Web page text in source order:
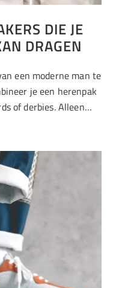
DIE JE
DRAGEN
een moderne man te
je een herenpak
of derbies. Alleen…